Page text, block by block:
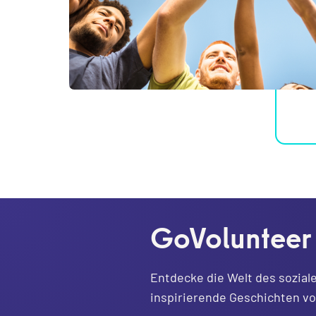
Entdecke die Welt des
inspirierende Geschichten